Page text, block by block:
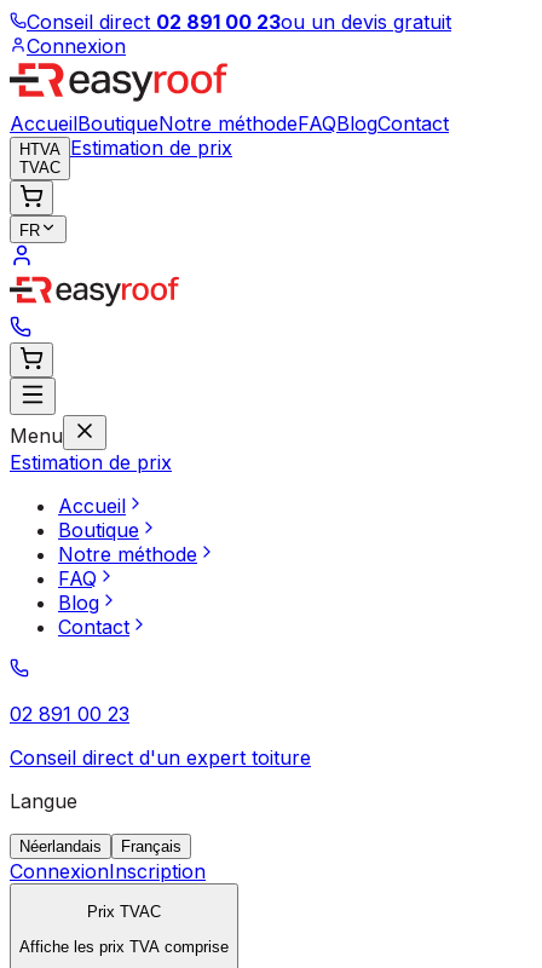
Conseil direct 02 891 00 23ou un devis gratuit
Connexion
AccueilBoutiqueNotre méthodeFAQBlogContact
HTVA
TVAC
Estimation de prix
FR
Menu
Estimation de prix
Accueil
Boutique
Notre méthode
FAQ
Blog
Contact
02 891 00 23
Conseil direct d'un expert toiture
Langue
Néerlandais Français
ConnexionInscription
Prix TVAC
Affiche les prix TVA comprise